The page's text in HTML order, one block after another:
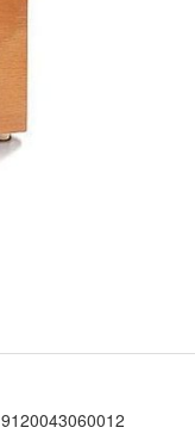
9120043060012